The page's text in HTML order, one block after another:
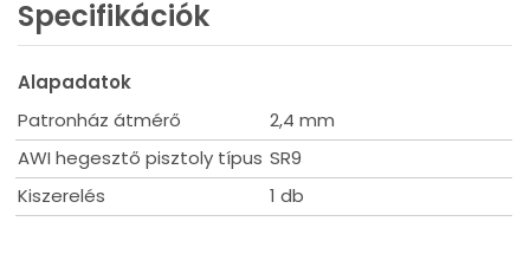
Specifikációk
Alapadatok
Patronház átmérő
2,4 mm
AWI hegesztő pisztoly típus SR9
Kiszerelés
1 db